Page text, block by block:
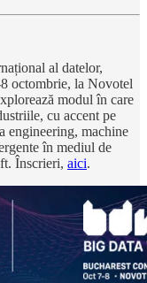
al datelor,
octombrie, la Novotel
modul în care
cu accent pe
engineering, machine
în mediul de
Înscrieri, aici.